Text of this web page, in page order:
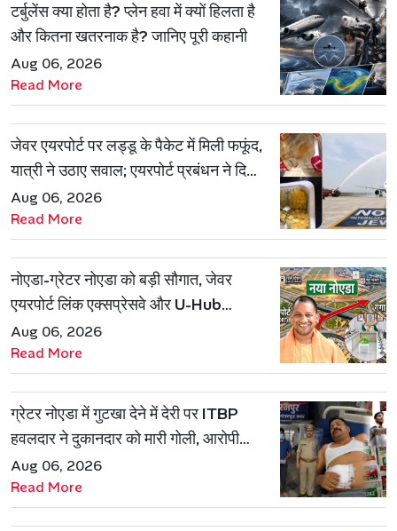
टर्बुलेंस क्या होता है? प्लेन हवा में क्यों हिलता है
और कितना खतरनाक है? जानिए पूरी कहानी
Aug 06, 2026
Read More
जेवर एयरपोर्ट पर लड्डू के पैकेट में मिली फफूंद,
यात्री ने उठाए सवाल; एयरपोर्ट प्रबंधन ने दिया
जवाब
Aug 06, 2026
Read More
नोएडा-ग्रेटर नोएडा को बड़ी सौगात, जेवर
एयरपोर्ट लिंक एक्सप्रेसवे और U-Hub
प्रोजेक्ट को मिली मंजूरी
Aug 06, 2026
Read More
ग्रेटर नोएडा में गुटखा देने में देरी पर ITBP
हवलदार ने दुकानदार को मारी गोली, आरोपी
गिरफ्तार
Aug 06, 2026
Read More